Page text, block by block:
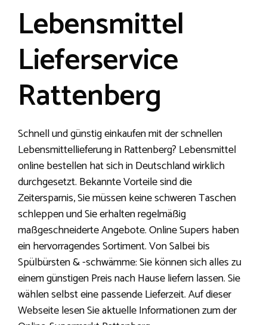
Lebensmittel
Lieferservice
Rattenberg
Schnell und günstig einkaufen mit der schnellen
Lebensmittellieferung in Rattenberg? Lebensmittel
online bestellen hat sich in Deutschland wirklich
durchgesetzt. Bekannte Vorteile sind die
Zeitersparnis, Sie müssen keine schweren Taschen
schleppen und Sie erhalten regelmäßig
maßgeschneiderte Angebote. Online Supers haben
ein hervorragendes Sortiment. Von Salbei bis
Spülbürsten & -schwämme: Sie können sich alles zu
einem günstigen Preis nach Hause liefern lassen. Sie
wählen selbst eine passende Lieferzeit. Auf dieser
Webseite lesen Sie aktuelle Informationen zum der